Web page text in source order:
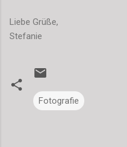
Liebe Grüße,
Stefanie
Fotografie